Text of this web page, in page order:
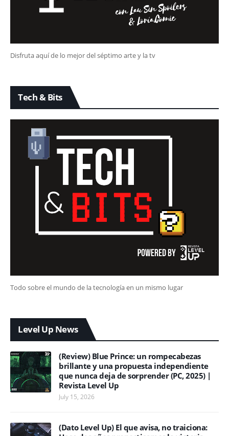
Disfruta aquí de lo mejor del séptimo arte y la tv
Tech & Bits
Todo sobre el mundo de la tecnología en un mismo lugar
Level Up News
(Review) Blue Prince: un rompecabezas
brillante y una propuesta independiente
que nunca deja de sorprender (PC, 2025) |
Revista Level Up
July 15, 2026
(Dato Level Up) El que avisa, no traiciona: